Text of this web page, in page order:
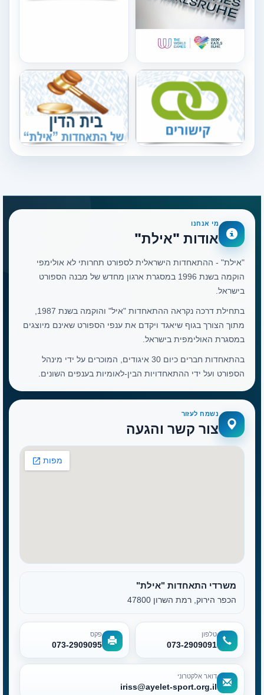
מי אנחנו
אודות "אילת"
"אילת" - ההתאחדות הישראלית לספורט תחרותי לא אולימפי
הוקמה בשנת 1996 במסגרת ארגון מחדש של מבנה הספורט
בישראל.
מתוך הצורך בגוף שיאגד ויקדם את ענפי הספורט שאינם מיוצגים
במסגרת האולימפית בישראל.
בהתאחדות חברים כיום 30 איגודים, המוכרים על ידי מינהל
הספורט ועל ידי ההתאחדויות הבין-לאומיות בענפים השונים.
נשמח לעזור
צור קשר והגעה
משרדי התאחדות "אילת"
הכפר הירוק, רמת השרון 47800
טלפון
073-2909091
פקס
073-2909095
דואר אלקטרוני
iriss@ayelet-sport.org.il